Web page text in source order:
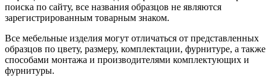
поиска по сайту, все названия образцов не являются
зарегистрированным товарным знаком.
Все мебельные изделия могут отличаться от представленных
образцов по цвету, размеру, комплектации, фурнитуре, а также
способами монтажа и производителями комплектующих и
фурнитуры.